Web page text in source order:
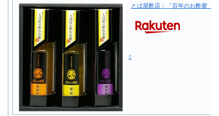
とば屋酢店：「百年のお酢蜜